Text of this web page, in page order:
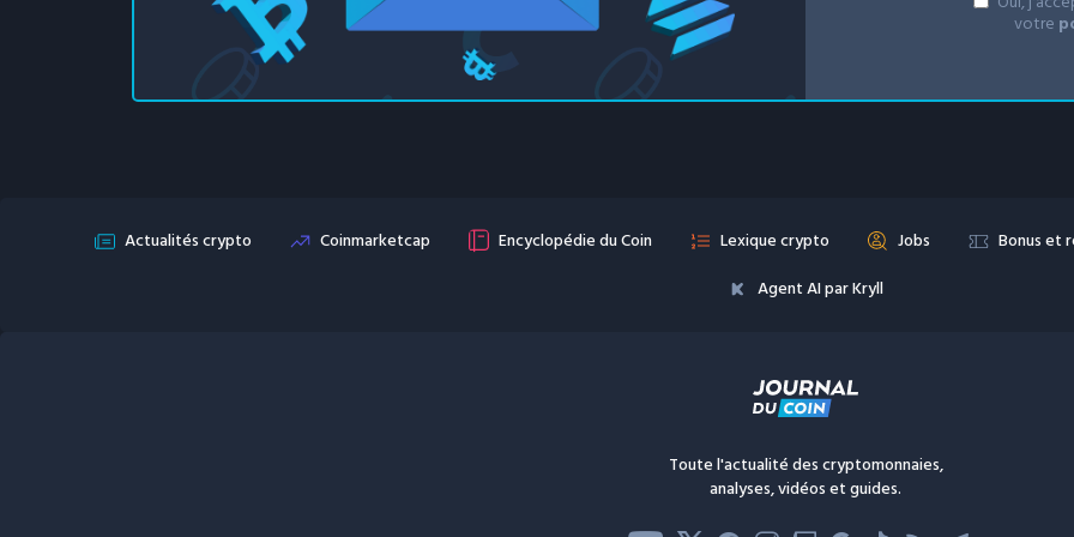
votre
Actualités crypto Coinmarketcap Encyclopédie du Coin Lexique crypto Jobs Bonus et
Agent AI par Kryll
Toute l'actualité des cryptomonnaies,
analyses, vidéos et guides.